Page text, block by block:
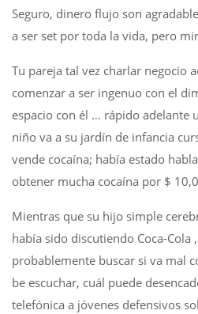
Seguro, dinero flujo son
a ser set por toda la vida, pero
Tu pareja tal vez charlar negocio
comenzar a ser ingenuo con el
espacio con él … rápido adelante
niño va a su jardín de infancia
vende cocaína; había estado
obtener mucha cocaína por $
Mientras que su hijo simple
había sido discutiendo Coca-Cola
probablemente buscar si va mal
be escuchar, cuál puede
telefónica a jóvenes defensivos